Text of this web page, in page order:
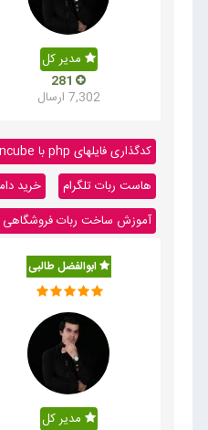
مدیر کل
7,302 ارسال
کدگذاری فایلهای php با ioncube
هاست ربات تلگرام
خرید
آموزش ساخت ربات فروشگاهی
ابوالفضل طالبی
مدیر کل